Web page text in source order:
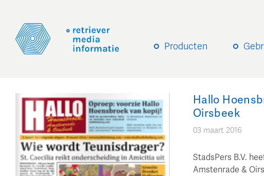
Producten
Hallo
Oirsbeek
03 maart 2016
StadsPers B.V.
Amstenrade &